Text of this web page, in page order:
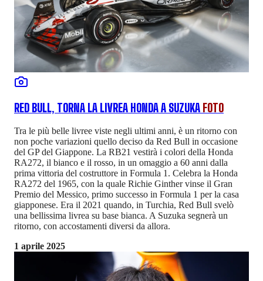
RED BULL, TORNA LA LIVREA HONDA A SUZUKA FOTO
Tra le più belle livree viste negli ultimi anni, è un ritorno con
non poche variazioni quello deciso da Red Bull in occasione
del GP del Giappone. La RB21 vestirà i colori della Honda
RA272, il bianco e il rosso, in un omaggio a 60 anni dalla
prima vittoria del costruttore in Formula 1. Celebra la Honda
RA272 del 1965, con la quale Richie Ginther vinse il Gran
Premio del Messico, primo successo in Formula 1 per la casa
giapponese. Era il 2021 quando, in Turchia, Red Bull svelò
una bellissima livrea su base bianca. A Suzuka segnerà un
ritorno, con accostamenti diversi da allora.
1 aprile 2025